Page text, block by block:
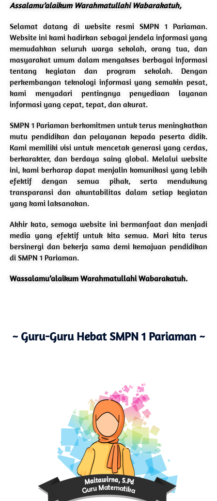
Assalamu’alaikum Warahmatullahi Wabarakatuh,
Selamat datang di website resmi SMPN 1 Pariaman.
Website ini kami hadirkan sebagai jendela informasi yang
memudahkan seluruh warga sekolah, orang tua, dan
masyarakat umum dalam mengakses berbagai informasi
tentang kegiatan dan program sekolah. Dengan
perkembangan teknologi informasi yang semakin pesat,
kami menyadari pentingnya penyediaan layanan
informasi yang cepat, tepat, dan akurat.
SMPN 1 Pariaman berkomitmen untuk terus meningkatkan
mutu pendidikan dan pelayanan kepada peserta didik.
Kami memiliki visi untuk mencetak generasi yang cerdas,
berkarakter, dan berdaya saing global. Melalui website
ini, kami berharap dapat menjalin komunikasi yang lebih
efektif dengan semua pihak, serta mendukung
transparansi dan akuntabilitas dalam setiap kegiatan
yang kami laksanakan.
Akhir kata, semoga website ini bermanfaat dan menjadi
media yang efektif untuk kita semua. Mari kita terus
bersinergi dan bekerja sama demi kemajuan pendidikan
di SMPN 1 Pariaman.
Wassalamu’alaikum Warahmatullahi Wabarakatuh.
~ Guru-Guru Hebat SMPN 1 Pariaman ~